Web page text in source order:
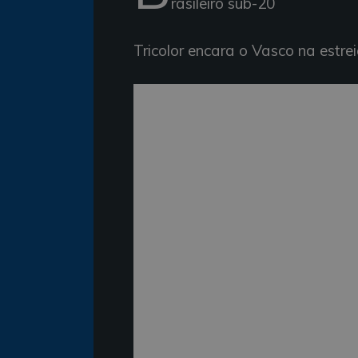
Tricolor encara o Vasco na